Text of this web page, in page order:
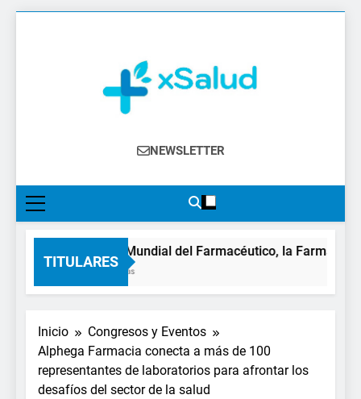
XSalud
Noticias Del Sector Salud. Congresos Y
Farmacéutica, Atención Primaria,
Especialistas, Farmacia, Etc…
NEWSLETTER
TITULARES
En el Día Mundial del Farmacéutico, la Farmacia
13 Horas Atrás
Inicio
Congresos y Eventos
Alphega Farmacia conecta a más de 100
representantes de laboratorios para afrontar los
desafíos del sector de la salud